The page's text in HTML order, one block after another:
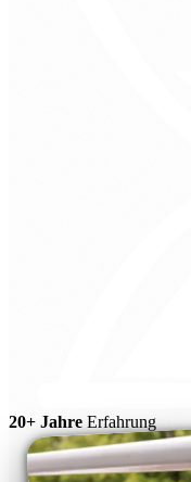
20+ Jahre Erfahrung